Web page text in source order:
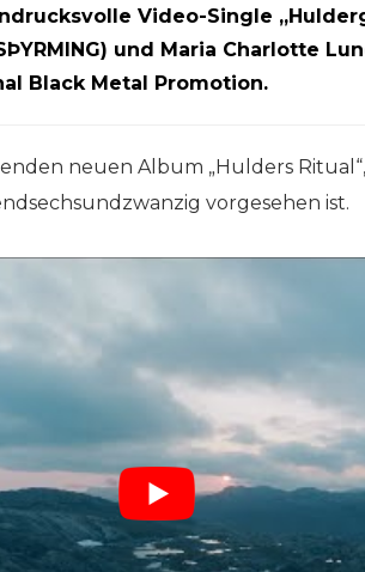
Video-Single
und Maria Charlotte
Black Metal Promotion.
neuen Album „Hulders
vorgesehen ist.